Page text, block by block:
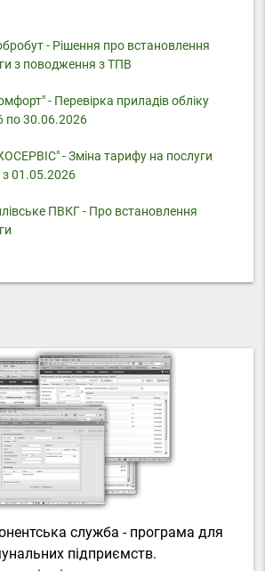
- Pішення про встановлення
з поводження з ТПВ
- Перевірка приладів обліку
по 30.06.2026
- Зміна тарифу на послуги
з 01.05.2026
ПВКГ - Про встановлення
служба - програма для
підприємств.